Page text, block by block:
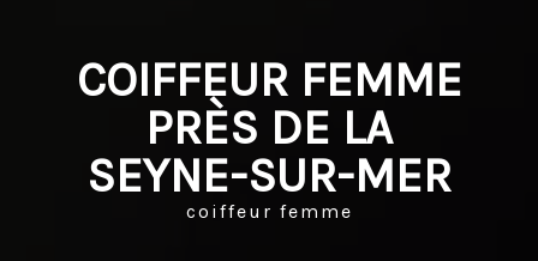
COIFFEUR FEMME
PRÈS DE LA
SEYNE-SUR-MER
coiffeur femme